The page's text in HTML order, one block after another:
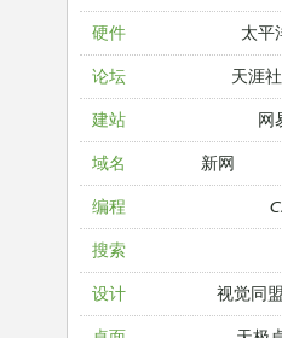
硬件 太平
论坛 天涯
建站 网
域名 新网
编程
搜索
设计 视觉同